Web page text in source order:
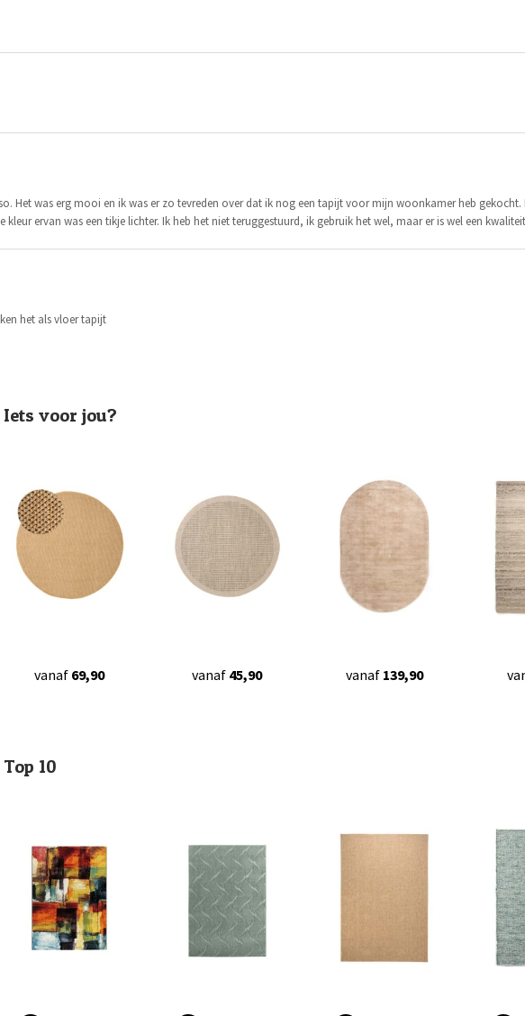
Het was erg mooi en ik was er zo tevreden over dat ik nog een tapijt voor mijn woonkamer heb
ervan was een tikje lichter. Ik heb het niet teruggestuurd, ik gebruik het wel, maar er is wel een
het als vloer tapijt
Iets voor jou?
vanaf 69,90 vanaf 45,90 vanaf 139,90
Top 10